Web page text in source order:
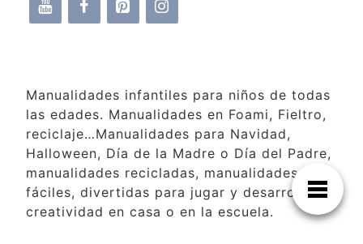
Manualidades infantiles para niños de todas
las edades. Manualidades en Foami, Fieltro,
reciclaje…Manualidades para Navidad,
Halloween, Día de la Madre o Día del Padre,
manualidades recicladas, manualidades
fáciles, divertidas para jugar y desarrollar la
creatividad en casa o en la escuela.